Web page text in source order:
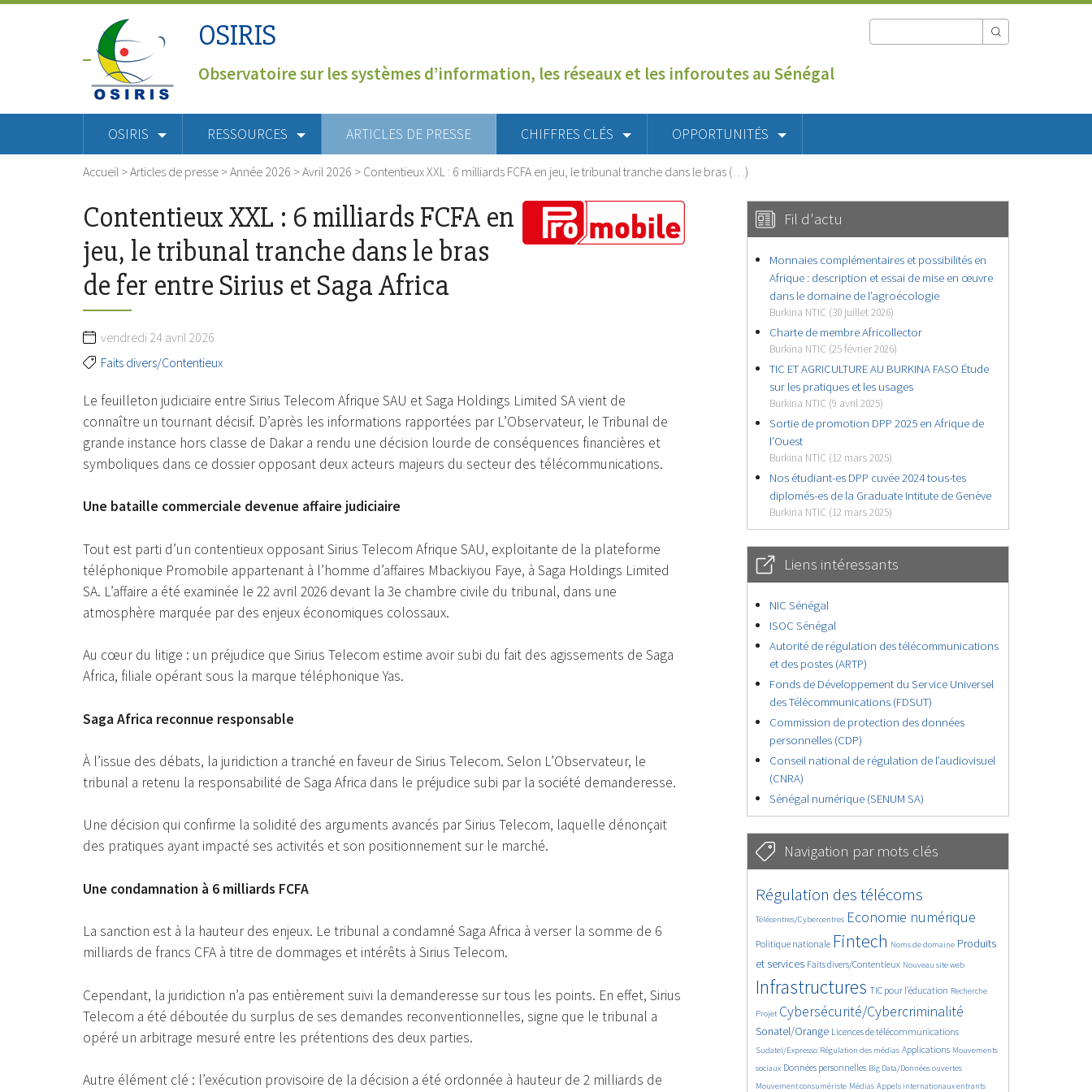
OSIRIS
Observatoire sur les systèmes d’information, les réseaux et les inforoutes au Sénégal
OSIRIS RESSOURCES ARTICLES DE PRESSE CHIFFRES CLÉS OPPORTUNITÉS
Accueil >Articles de presse >Année 2026 >Avril 2026 > Contentieux XXL : 6 milliards FCFA en jeu, le tribunal tranche dans le bras (…)
Contentieux XXL : 6 milliards FCFA en
jeu, le tribunal tranche dans le bras
de fer entre Sirius et Saga Africa
vendredi 24 avril 2026
Faits divers/Contentieux
Le feuilleton judiciaire entre Sirius Telecom Afrique SAU et Saga Holdings Limited SA vient de
connaître un tournant décisif. D’après les informations rapportées par L’Observateur, le Tribunal de
grande instance hors classe de Dakar a rendu une décision lourde de conséquences financières et
symboliques dans ce dossier opposant deux acteurs majeurs du secteur des télécommunications.
Une bataille commerciale devenue affaire judiciaire
Tout est parti d’un contentieux opposant Sirius Telecom Afrique SAU, exploitante de la plateforme
téléphonique Promobile appartenant à l’homme d’affaires Mbackiyou Faye, à Saga Holdings Limited
SA. L’affaire a été examinée le 22 avril 2026 devant la 3e chambre civile du tribunal, dans une
atmosphère marquée par des enjeux économiques colossaux.
Au cœur du litige : un préjudice que Sirius Telecom estime avoir subi du fait des agissements de Saga
Africa, filiale opérant sous la marque téléphonique Yas.
Saga Africa reconnue responsable
À l’issue des débats, la juridiction a tranché en faveur de Sirius Telecom. Selon L’Observateur, le
tribunal a retenu la responsabilité de Saga Africa dans le préjudice subi par la société demanderesse.
Une décision qui confirme la solidité des arguments avancés par Sirius Telecom, laquelle dénonçait
des pratiques ayant impacté ses activités et son positionnement sur le marché.
Une condamnation à 6 milliards FCFA
La sanction est à la hauteur des enjeux. Le tribunal a condamné Saga Africa à verser la somme de 6
milliards de francs CFA à titre de dommages et intérêts à Sirius Telecom.
Cependant, la juridiction n’a pas entièrement suivi la demanderesse sur tous les points. En effet, Sirius
Telecom a été déboutée du surplus de ses demandes reconventionnelles, signe que le tribunal a
opéré un arbitrage mesuré entre les prétentions des deux parties.
Autre élément clé : l’exécution provisoire de la décision a été ordonnée à hauteur de 2 milliards de
Fil d'actu
Monnaies complémentaires et possibilités en
Afrique : description et essai de mise en œuvre
dans le domaine de l’agroécologie
Burkina NTIC (30 juillet 2026)
Charte de membre Africollector
Burkina NTIC (25 février 2026)
TIC ET AGRICULTURE AU BURKINA FASO Étude
sur les pratiques et les usages
Burkina NTIC (9 avril 2025)
Sortie de promotion DPP 2025 en Afrique de
l’Ouest
Burkina NTIC (12 mars 2025)
Nos étudiant-es DPP cuvée 2024 tous-tes
diplomés-es de la Graduate Intitute de Genève
Burkina NTIC (12 mars 2025)
Liens intéressants
NIC Sénégal
ISOC Sénégal
Autorité de régulation des télécommunications
et des postes (ARTP)
Fonds de Développement du Service Universel
des Télécommunications (FDSUT)
Commission de protection des données
personnelles (CDP)
Conseil national de régulation de l’audiovisuel
(CNRA)
Sénégal numérique (SENUM SA)
Navigation par mots clés
4615/5782
Régulation des télécoms
380/5782
Télécentres/Cybercentres
3653/5782 Economie numérique
1896/5782
Politique nationale
5263/5782 Fintech
687/5782
Noms de domaine
2333/5782
Produits
et services
1556/5782 Faits divers/Contentieux
826/5782 Nouveau site web
5782/5782
Infrastructures
1832/5782
TIC pour l’éducation
197/5782
Recherche
246/5782
Projet
3717/5782Cybersécurité/Cybercriminalité
2287/5782
Sonatel/Orange
1634/5782 Licences de télécommunications
301/5782
Sudatel/Expresso
1045/5782 Régulation des médias
1526/5782 Applications
1230/5782
Mouvements
sociaux
1706/5782Données personnelles
146/5782 Big Data/Données ouvertes
621/5782
Mouvement consumériste
364/5782 Médias
649/5782 Appels internationaux entrants
1740/5782